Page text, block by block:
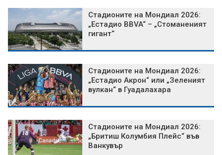
Стадионите на Мондиал 2026:
„Естадио BBVA“ – „Стоманеният
гигант“
Стадионите на Мондиал 2026:
„Естадио Акрон“ или „Зеленият
вулкан“ в Гуадалахара
Стадионите на Мондиал 2026:
„Бритиш Колумбия Плейс“ във
Ванкувър